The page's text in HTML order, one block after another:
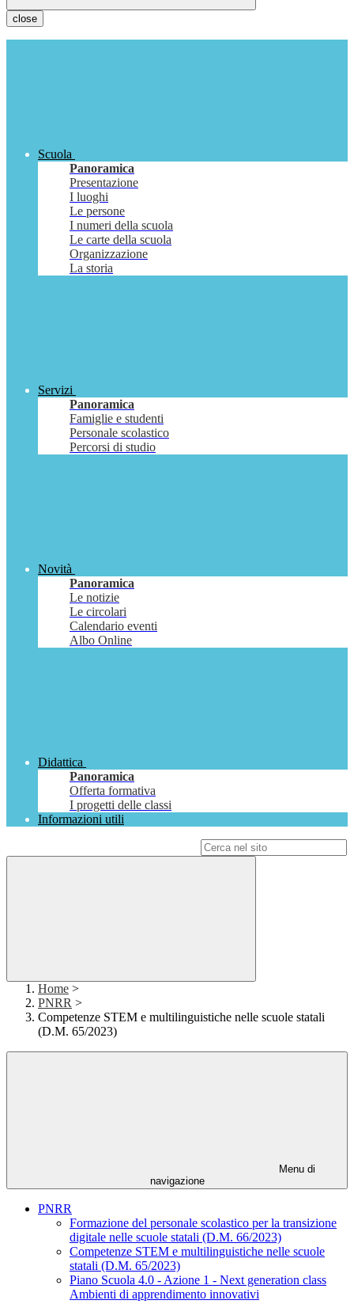
close
Scuola
Panoramica
Presentazione
I luoghi
Le persone
I numeri della scuola
Le carte della scuola
Organizzazione
La storia
Servizi
Panoramica
Famiglie e studenti
Personale scolastico
Percorsi di studio
Novità
Panoramica
Le notizie
Le circolari
Calendario eventi
Albo Online
Didattica
Panoramica
Offerta formativa
I progetti delle classi
Informazioni utili
Home >
PNRR >
Competenze STEM e multilinguistiche nelle scuole statali
(D.M. 65/2023)
Menu di
navigazione
PNRR
Formazione del personale scolastico per la transizione
digitale nelle scuole statali (D.M. 66/2023)
Competenze STEM e multilinguistiche nelle scuole
statali (D.M. 65/2023)
Piano Scuola 4.0 - Azione 1 - Next generation class
Ambienti di apprendimento innovativi